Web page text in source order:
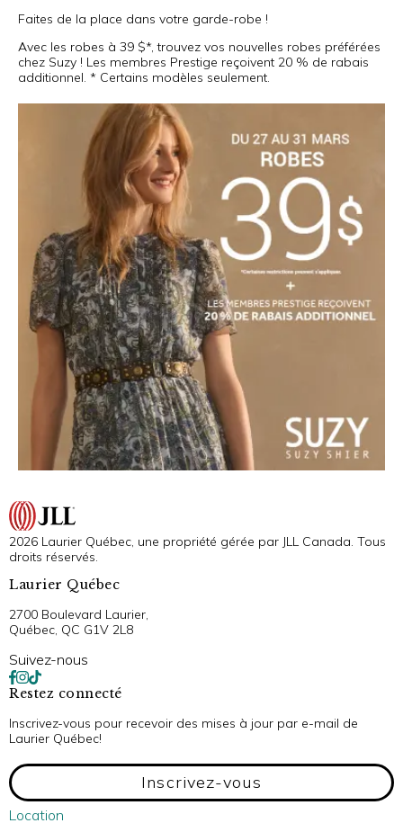
Faites de la place dans votre garde-robe !
Avec les robes à 39 $*, trouvez vos nouvelles robes préférées
chez Suzy ! Les membres Prestige reçoivent 20 % de rabais
additionnel. * Certains modèles seulement.
2026 Laurier Québec, une propriété gérée par JLL Canada. Tous
droits réservés.
Laurier Québec
2700 Boulevard Laurier,
Québec, QC G1V 2L8
Suivez-nous
Restez connecté
Inscrivez-vous pour recevoir des mises à jour par e-mail de
Laurier Québec!
Inscrivez-vous
Location